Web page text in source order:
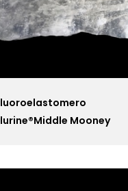
a caldo
a 230℃
Metodo A
Metodo A
Tipo A
D2137
Mooney